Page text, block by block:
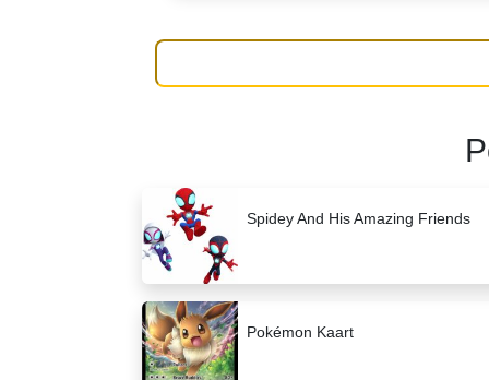
Spidey And His Amazing Friends
Pokémon Kaart